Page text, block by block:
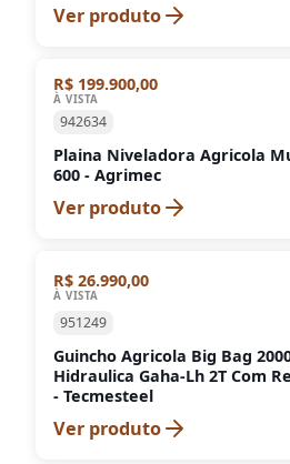
Ver produto
R$ 199.900,00
À VISTA
942634
Plaina Niveladora Agricola
600 - Agrimec
Ver produto
R$ 26.990,00
À VISTA
951249
Guincho Agricola Big Bag
Hidraulica Gaha-Lh 2T Com
- Tecmesteel
Ver produto